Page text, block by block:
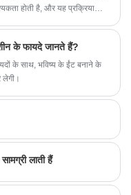
होती है, और यह प्रक्रिया
के फायदे जानते हैं?
के साथ, भविष्य के ईंट बनाने के
लेगी।
लाती हैं